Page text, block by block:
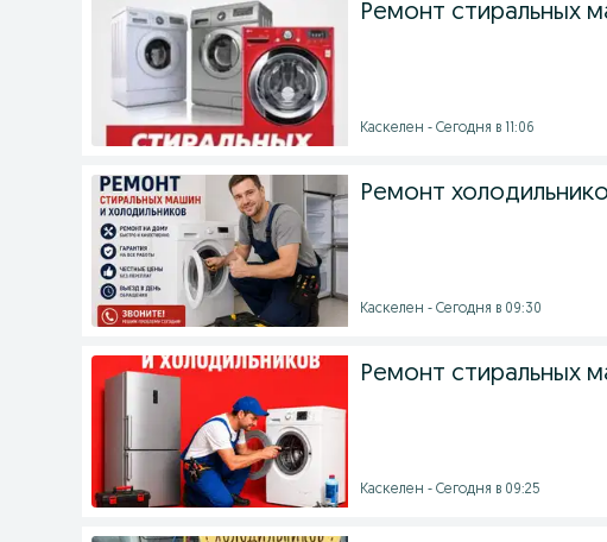
Ремонт стиральных
Каскелен - Сегодня в 11:06
Ремонт
Каскелен - Сегодня в 09:30
Ремонт стиральных
Каскелен - Сегодня в 09:25